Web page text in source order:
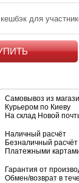
для
Самовывоз из
Курьером по Киеву
На склад Новой
Наличный расчёт
Безналичный расчёт
Платежными
Гарантия от
Обмен/возврат в